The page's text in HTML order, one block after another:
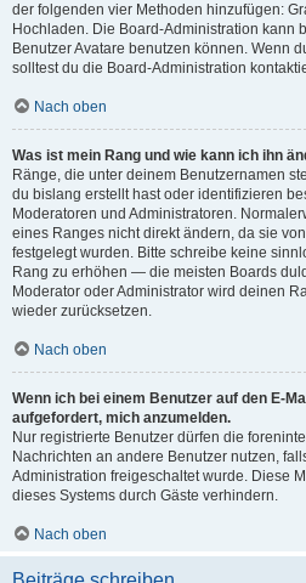
der folgenden vier Methoden hinzufügen:
Hochladen. Die Board-Administration kann
Benutzer Avatare benutzen können. Wenn
solltest du die Board-Administration
Nach oben
Was ist mein Rang und wie kann ich ihn
Ränge, die unter deinem Benutzernamen
du bislang erstellt hast oder identifizieren
Moderatoren und Administratoren.
eines Ranges nicht direkt ändern, da sie
festgelegt wurden. Bitte schreibe keine
Rang zu erhöhen — die meisten Boards
Moderator oder Administrator wird deinen
wieder zurücksetzen.
Nach oben
Wenn ich bei einem Benutzer auf den E-
aufgefordert, mich anzumelden.
Nur registrierte Benutzer dürfen die
Nachrichten an andere Benutzer nutzen,
Administration freigeschaltet wurde. Diese
dieses Systems durch Gäste verhindern.
Nach oben